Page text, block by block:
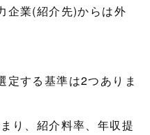
企業(紹介先)からは外
定する基準は2つありま
り、紹介料率、年収提